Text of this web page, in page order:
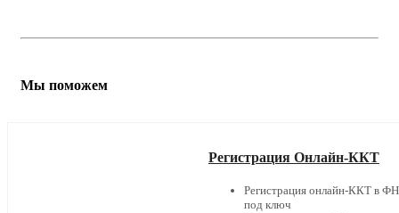
Мы поможем
Регистрация Онлайн-ККТ
Регистрация онлайн-ККТ в
под ключ